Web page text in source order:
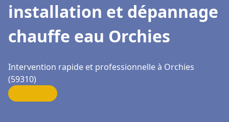
installation et dépannage
chauffe eau Orchies
Intervention rapide et professionnelle à Orchies
(59310)